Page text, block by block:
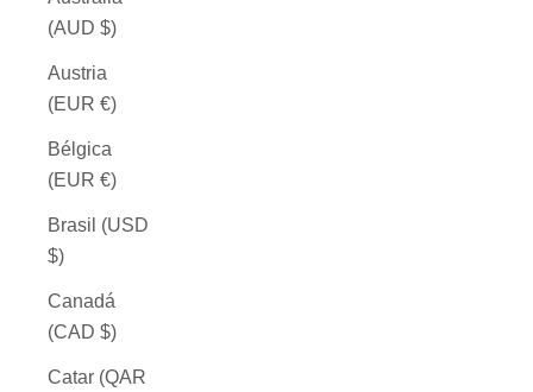
(AUD $)
Austria
(EUR €)
Bélgica
(EUR €)
Brasil (USD
$)
Canadá
(CAD $)
Catar (QAR